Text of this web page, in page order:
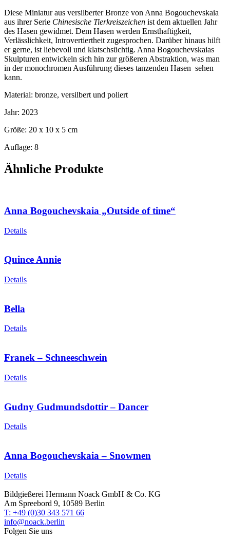
Diese Miniatur aus versilberter Bronze von Anna Bogouchevskaia
aus ihrer Serie Chinesische Tierkreiszeichen ist dem aktuellen Jahr
des Hasen gewidmet. Dem Hasen werden Ernsthaftigkeit,
Verlässlichkeit, Introvertiertheit zugesprochen. Darüber hinaus hilft
er gerne, ist liebevoll und klatschsüchtig. Anna Bogouchevskaias
Skulpturen entwickeln sich hin zur größeren Abstraktion, was man
in der monochromen Ausführung dieses tanzenden Hasen sehen
kann.
Material: bronze, versilbert und poliert
Jahr: 2023
Größe: 20 x 10 x 5 cm
Auflage: 8
Ähnliche Produkte
Anna Bogouchevskaia „Outside of time“
Details
Quince Annie
Details
Bella
Details
Franek – Schneeschwein
Details
Gudny Gudmundsdottir – Dancer
Details
Anna Bogouchevskaia – Snowmen
Details
Bildgießerei Hermann Noack GmbH & Co. KG
Am Spreebord 9, 10589 Berlin
T: +49 (0)30 343 571 66
info@noack.berlin
Folgen Sie uns